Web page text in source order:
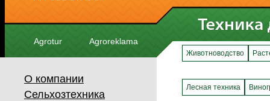
Agrotur Agroreklama
О компании
Сельхозтехника
Животноводство
Лесная техника